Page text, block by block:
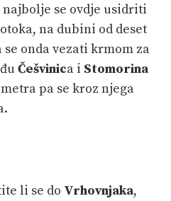
se ovdje usidriti
na dubini od deset
onda vezati krmom za
Češvinica i Stomorina
pa se kroz njega
li se do Vrhovnjaka,